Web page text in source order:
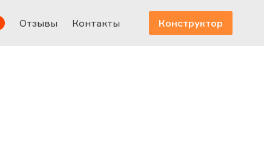
Отзывы Контакты Конструктор